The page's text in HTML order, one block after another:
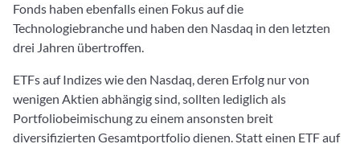
Fonds haben ebenfalls einen Fokus auf die
Technologiebranche und haben den Nasdaq in den letzten
drei Jahren übertroffen.
ETFs auf Indizes wie den Nasdaq, deren Erfolg nur von
wenigen Aktien abhängig sind, sollten lediglich als
Portfoliobeimischung zu einem ansonsten breit
diversifizierten Gesamtportfolio dienen. Statt einen ETF auf